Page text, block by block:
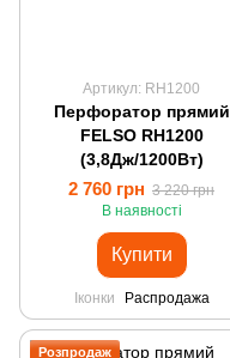
Артикул: RH1200
Перфоратор прямий
FELSO RH1200
(3,8Дж/1200Вт)
2 760 грн 3 220 грн
В наявності
Купити
Іконки Распродажа
Розпродаж